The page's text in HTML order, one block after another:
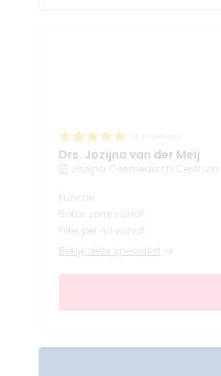
Drs. Jozijna van der Meij
Jozijna Cosmedisch Centrum
Functie
Botox zone vanaf
Filler per ml vanaf
Bekijk deze specialist